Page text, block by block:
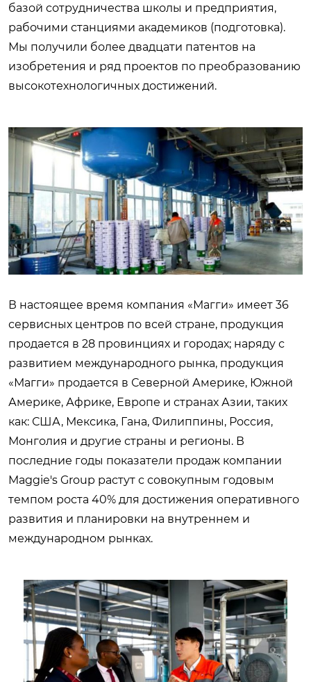
базой сотрудничества школы и предприятия,
рабочими станциями академиков (подготовка).
Мы получили более двадцати патентов на
изобретения и ряд проектов по преобразованию
высокотехнологичных достижений.
В настоящее время компания «Магги» имеет 36
сервисных центров по всей стране, продукция
продается в 28 провинциях и городах; наряду с
развитием международного рынка, продукция
«Магги» продается в Северной Америке, Южной
Америке, Африке, Европе и странах Азии, таких
как: США, Мексика, Гана, Филиппины, Россия,
Монголия и другие страны и регионы. В
последние годы показатели продаж компании
Maggie's Group растут с совокупным годовым
темпом роста 40% для достижения оперативного
развития и планировки на внутреннем и
международном рынках.